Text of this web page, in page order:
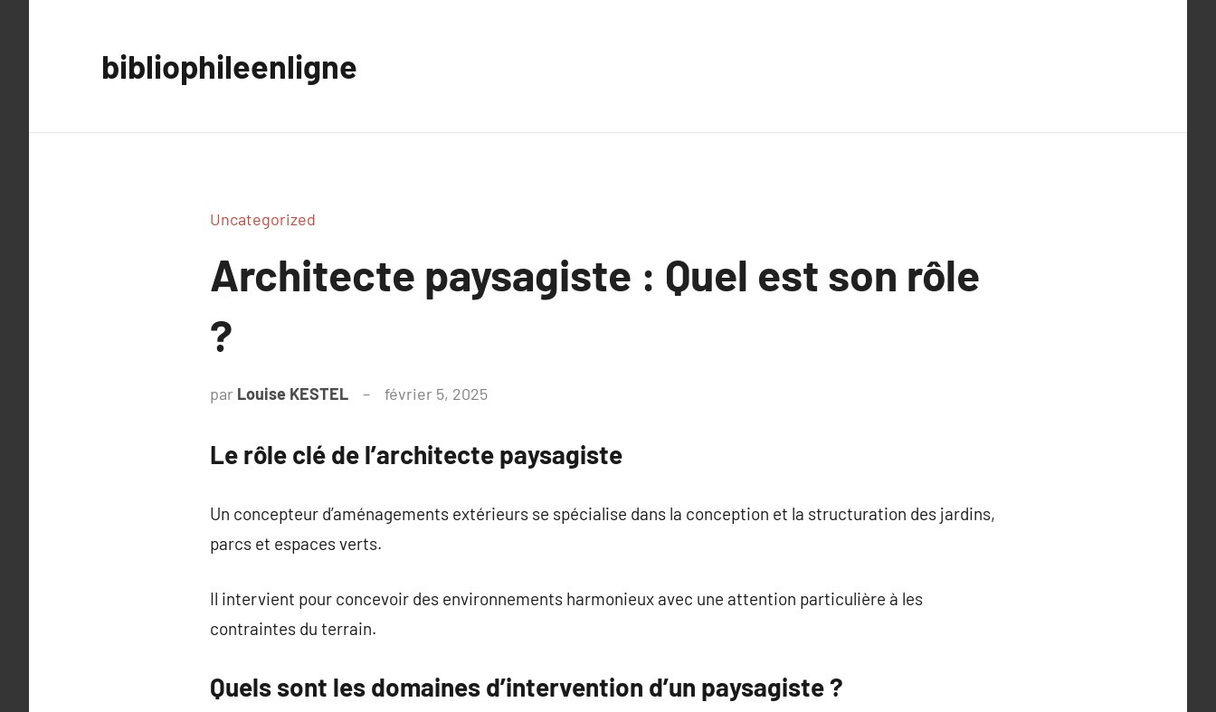
bibliophileenligne
Uncategorized
Architecte paysagiste : Quel est son rôle
?
par Louise KESTEL février 5, 2025
Le rôle clé de l’architecte paysagiste
Un concepteur d’aménagements extérieurs se spécialise dans la conception et la structuration des jardins,
parcs et espaces verts.
Il intervient pour concevoir des environnements harmonieux avec une attention particulière à les
contraintes du terrain.
Quels sont les domaines d’intervention d’un paysagiste ?